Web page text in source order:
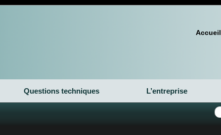
Accueil
Questions techniques L’entreprise